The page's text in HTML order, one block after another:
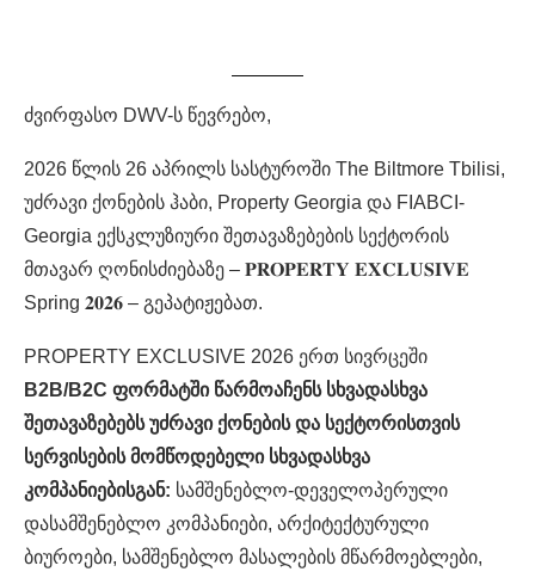
ძვირფასო DWV-ს წევრებო,
2026 წლის 26 აპრილს სასტუროში The Biltmore Tbilisi,
უძრავი ქონების ჰაბი, Property Georgia და FIABCI-
Georgia ექსკლუზიური შეთავაზებების სექტორის
მთავარ ღონისძიებაზე – 𝐏𝐑𝐎𝐏𝐄𝐑𝐓𝐘 𝐄𝐗𝐂𝐋𝐔𝐒𝐈𝐕𝐄
Spring 𝟐𝟎𝟐𝟔 – გეპატიჟებათ.
PROPERTY EXCLUSIVE 2026 ერთ სივრცეში
B2B/B2C ფორმატში წარმოაჩენს სხვადასხვა
შეთავაზებებს უძრავი ქონების და სექტორისთვის
სერვისების მომწოდებელი სხვადასხვა
კომპანიებისგან: სამშენებლო-დეველოპერული
დასამშენებლო კომპანიები, არქიტექტურული
ბიუროები, სამშენებლო მასალების მწარმოებლები,